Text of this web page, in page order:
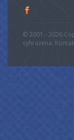
© 2001 - 2026
vyhrazena.